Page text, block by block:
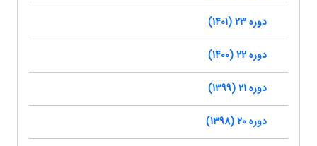
دوره 23 (1401)
دوره 22 (1400)
دوره 21 (1399)
دوره 20 (1398)